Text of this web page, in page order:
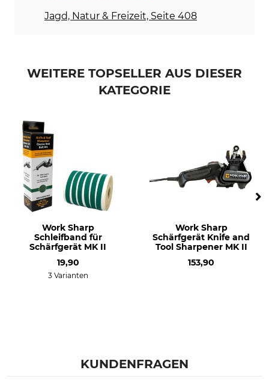
Jagd, Natur & Freizeit, Seite 408
WEITERE TOPSELLER AUS DIESER
KATEGORIE
Work Sharp
Schleifband für
Schärfgerät MK II
19,90
3 Varianten
Work Sharp
Schärfgerät Knife and
Tool Sharpener MK II
153,90
KUNDENFRAGEN